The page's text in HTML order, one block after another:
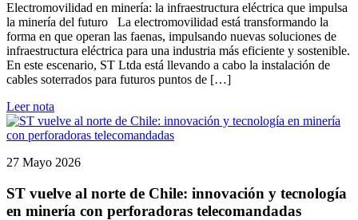
Electromovilidad en minería: la infraestructura eléctrica que impulsa
la minería del futuro La electromovilidad está transformando la
forma en que operan las faenas, impulsando nuevas soluciones de
infraestructura eléctrica para una industria más eficiente y sostenible.
En este escenario, ST Ltda está llevando a cabo la instalación de
cables soterrados para futuros puntos de […]
Leer nota
27 Mayo 2026
ST vuelve al norte de Chile: innovación y tecnología
en minería con perforadoras telecomandadas